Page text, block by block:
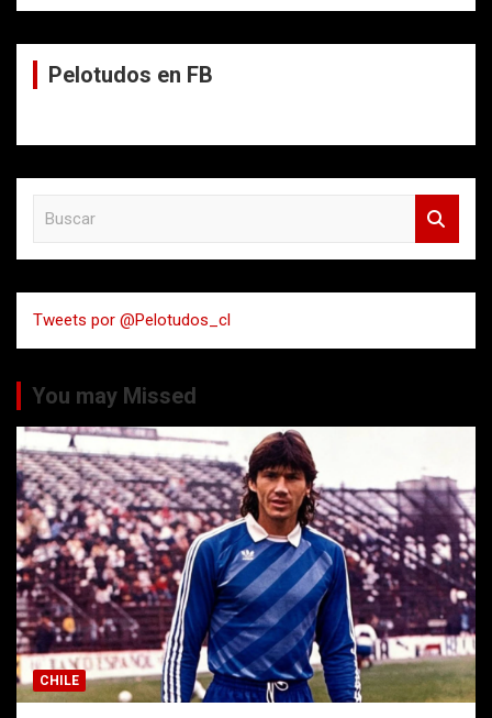
Pelotudos en FB
a
r
Tweets por @Pelotudos_cl
You may Missed
CHILE